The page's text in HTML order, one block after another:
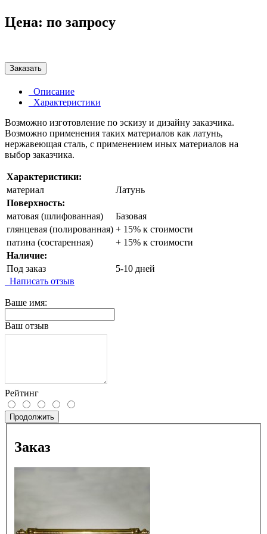
Цена: по запросу
Заказать
Описание
Характеристики
Возможно изготовление по эскизу и дизайну заказчика.
Возможно применения таких материалов как латунь,
нержавеющая сталь, с применением иных материалов на
выбор заказчика.
Характеристики:
материал
Латунь
Поверхность:
матовая (шлифованная)
Базовая
глянцевая (полированная) + 15% к стоимости
патина (состаренная)
+ 15% к стоимости
Наличие:
Под заказ
5-10 дней
Написать отзыв
Ваше имя:
Ваш отзыв
Рейтинг
Продолжить
Заказ